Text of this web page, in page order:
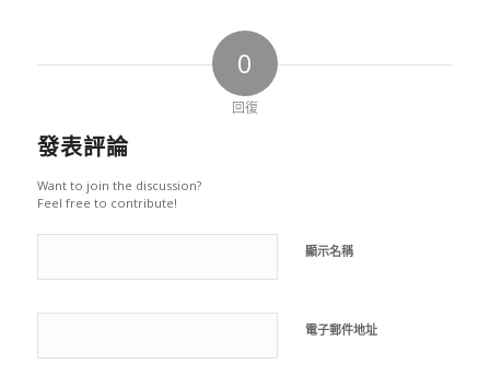
0
回復
發表評論
Want to join the discussion?
Feel free to contribute!
顯示名稱
電子郵件地址